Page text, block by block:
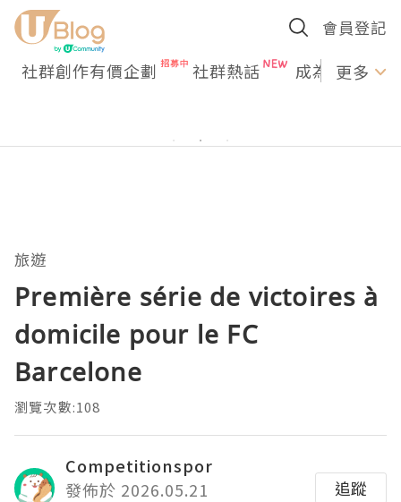
會員登記
社群創作有價企劃 社群熱話 成為U更多
旅遊
Première série de victoires à
domicile pour le FC
Barcelone
瀏覽次數:108
Competitionspor
發佈於 2026.05.21
追蹤